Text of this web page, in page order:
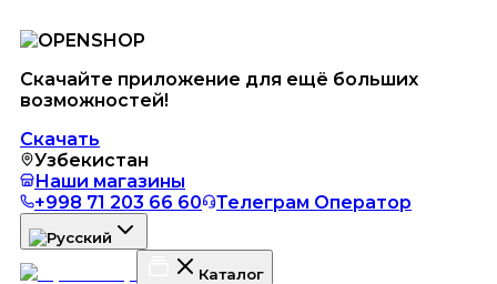
Скачайте приложение для ещё больших
возможностей!
Скачать
Узбекистан
Наши магазины
+998 71 203 66 60
Телеграм Оператор
Каталог